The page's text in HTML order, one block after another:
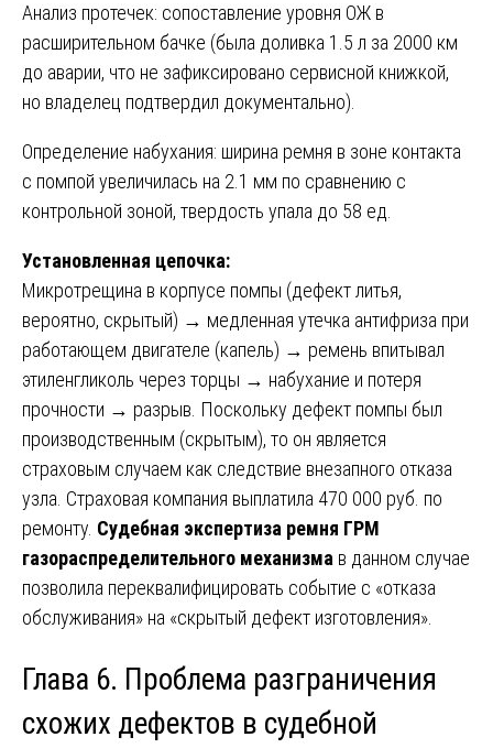
Анализ протечек: сопоставление уровня ОЖ в
расширительном бачке (была доливка 1.5 л за 2000 км
до аварии, что не зафиксировано сервисной книжкой,
но владелец подтвердил документально).
Определение набухания: ширина ремня в зоне контакта
с помпой увеличилась на 2.1 мм по сравнению с
контрольной зоной, твердость упала до 58 ед.
Установленная цепочка:
Микротрещина в корпусе помпы (дефект литья,
вероятно, скрытый) → медленная утечка антифриза при
работающем двигателе (капель) → ремень впитывал
этиленгликоль через торцы → набухание и потеря
прочности → разрыв. Поскольку дефект помпы был
производственным (скрытым), то он является
страховым случаем как следствие внезапного отказа
узла. Страховая компания выплатила 470 000 руб. по
ремонту. Судебная экспертиза ремня ГРМ
газораспределительного механизма в данном случае
позволила переквалифицировать событие с «отказа
обслуживания» на «скрытый дефект изготовления».
Глава 6. Проблема разграничения
схожих дефектов в судебной